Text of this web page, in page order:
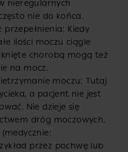
nieregularnych
nie do końca.
Kiedy
ilości moczu ciągle
chorobą mogą też
na mocz.
moczu: Tutaj
a pacjent nie jest
Nie dzieje się
dróg moczowych,
przez pochwę lub